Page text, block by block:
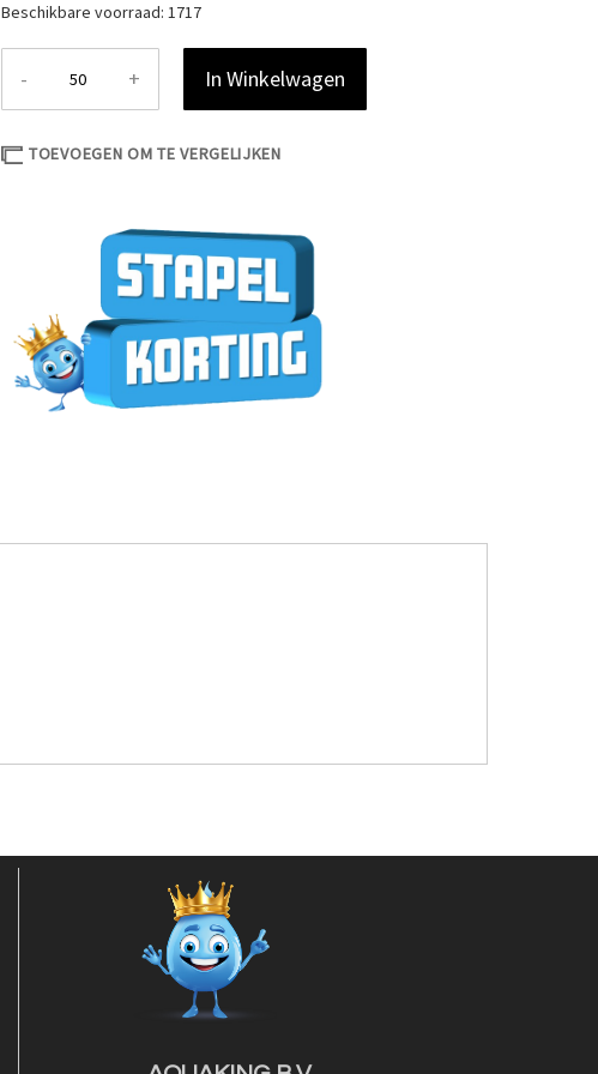
Beschikbare voorraad: 1717
- + In Winkelwagen
TOEVOEGEN OM TE VERGELIJKEN